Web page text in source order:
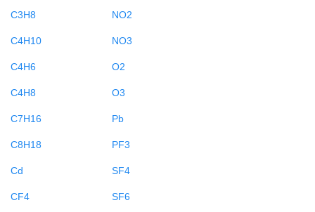
C3H8
C4H10
C4H6
C4H8
C7H16
C8H18
Cd
CF4
NO2
NO3
O2
O3
Pb
PF3
SF4
SF6